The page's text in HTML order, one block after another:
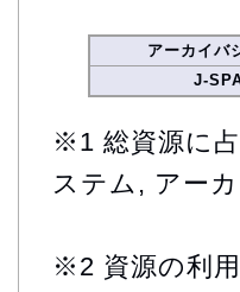
アーカイバ
J-
※1 総資源に
ステム, アー
※2 資源の利